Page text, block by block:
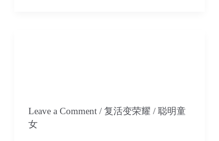
上
集
Leave a Comment / 复活变荣耀 / 聪明童
女